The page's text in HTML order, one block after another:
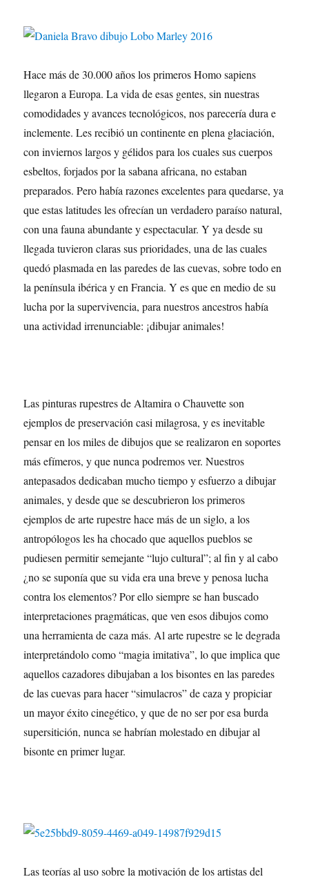
Hace más de 30.000 años los primeros Homo sapiens
llegaron a Europa. La vida de esas gentes, sin nuestras
comodidades y avances tecnológicos, nos parecería dura e
inclemente. Les recibió un continente en plena glaciación,
con inviernos largos y gélidos para los cuales sus cuerpos
esbeltos, forjados por la sabana africana, no estaban
preparados. Pero había razones excelentes para quedarse, ya
que estas latitudes les ofrecían un verdadero paraíso natural,
con una fauna abundante y espectacular. Y ya desde su
llegada tuvieron claras sus prioridades, una de las cuales
quedó plasmada en las paredes de las cuevas, sobre todo en
la península ibérica y en Francia. Y es que en medio de su
lucha por la supervivencia, para nuestros ancestros había
una actividad irrenunciable: ¡dibujar animales!
Las pinturas rupestres de Altamira o Chauvette son
ejemplos de preservación casi milagrosa, y es inevitable
pensar en los miles de dibujos que se realizaron en soportes
más efímeros, y que nunca podremos ver. Nuestros
antepasados dedicaban mucho tiempo y esfuerzo a dibujar
animales, y desde que se descubrieron los primeros
ejemplos de arte rupestre hace más de un siglo, a los
antropólogos les ha chocado que aquellos pueblos se
pudiesen permitir semejante “lujo cultural”; al fin y al cabo
¿no se suponía que su vida era una breve y penosa lucha
contra los elementos? Por ello siempre se han buscado
interpretaciones pragmáticas, que ven esos dibujos como
una herramienta de caza más. Al arte rupestre se le degrada
interpretándolo como “magia imitativa”, lo que implica que
aquellos cazadores dibujaban a los bisontes en las paredes
de las cuevas para hacer “simulacros” de caza y propiciar
un mayor éxito cinegético, y que de no ser por esa burda
supersitición, nunca se habrían molestado en dibujar al
bisonte en primer lugar.
Las teorías al uso sobre la motivación de los artistas del